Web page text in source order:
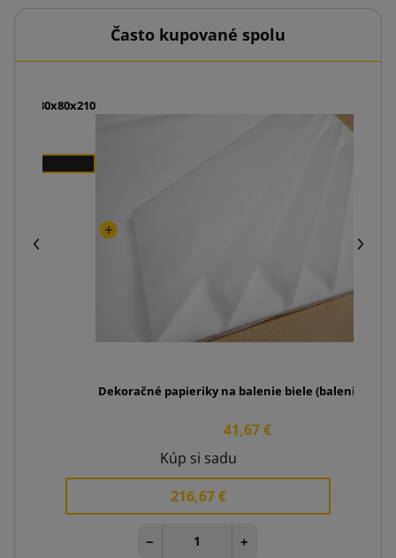
Často kupované spolu
D1 180x80x210
Dekoračné papieriky na balenie biele (balenie
41,67 €
Kúp si sadu
216,67 €
− +